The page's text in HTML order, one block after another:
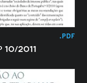
.PDF
10/2011